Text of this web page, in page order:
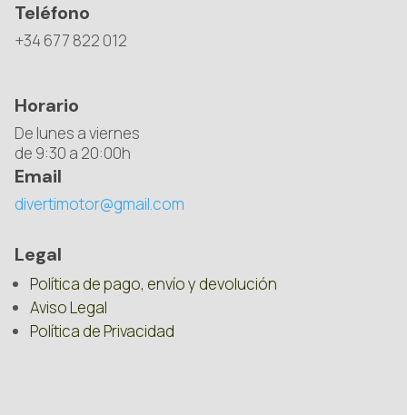
Teléfono
+34 677 822 012
Horario
De lunes a viernes
de 9:30 a 20:00h
Email
divertimotor@gmail.com
Legal
Política de pago, envío y devolución
Aviso Legal
Política de Privacidad